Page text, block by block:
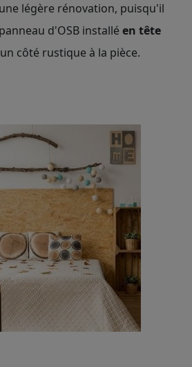
légère rénovation, puisqu'il
d'OSB installé en tête
côté rustique à la pièce.